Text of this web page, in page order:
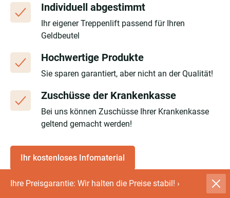
Ihre Preisgarantie: Wir halten die Preise stabil! ›
Individuell abgestimmt
Ihr eigener Treppenlift passend für Ihren
Geldbeutel
Hochwertige Produkte
Sie sparen garantiert, aber nicht an der Qualität!
Zuschüsse der Krankenkasse
Bei uns können Zuschüsse Ihrer Krankenkasse
geltend gemacht werden!
Ihr kostenloses Infomaterial